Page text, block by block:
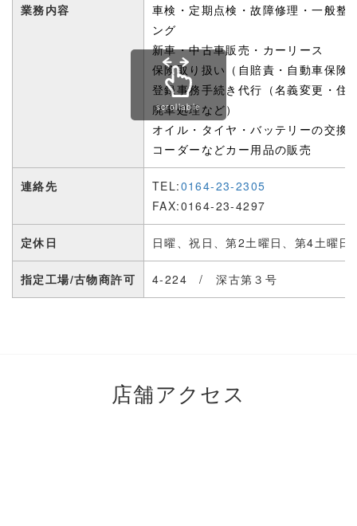
業務内容
車検・定期点検・故障修理・一般整
ング
新車・中古車販売・カーリース
保険取り扱い（自賠責・自動車保険
登録事務手続き代行（名義変更・住
廃車処理など）
オイル・ タイヤ・バッテリーの交換
コーダーなどカー用品の販売
連絡先 TEL:0164-23-2305
FAX:0164-23-4297
定休日 日曜、祝日、第2土曜日、第4土曜
指定工場/古物商許可 4-224 / 深古第３号
scrollable
店舗アクセス